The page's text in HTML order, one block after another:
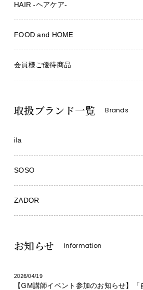
HAIR -ヘアケア-
FOOD and HOME
会員様ご優待商品
取扱ブランド一覧 Brands
ila
SOSO
ZADOR
お知らせ Information
2026/04/19
【GM講師イベント参加のお知らせ】